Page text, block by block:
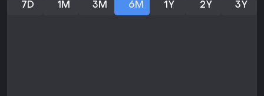
7D 1M 3M 6M 1Y 2Y 3Y